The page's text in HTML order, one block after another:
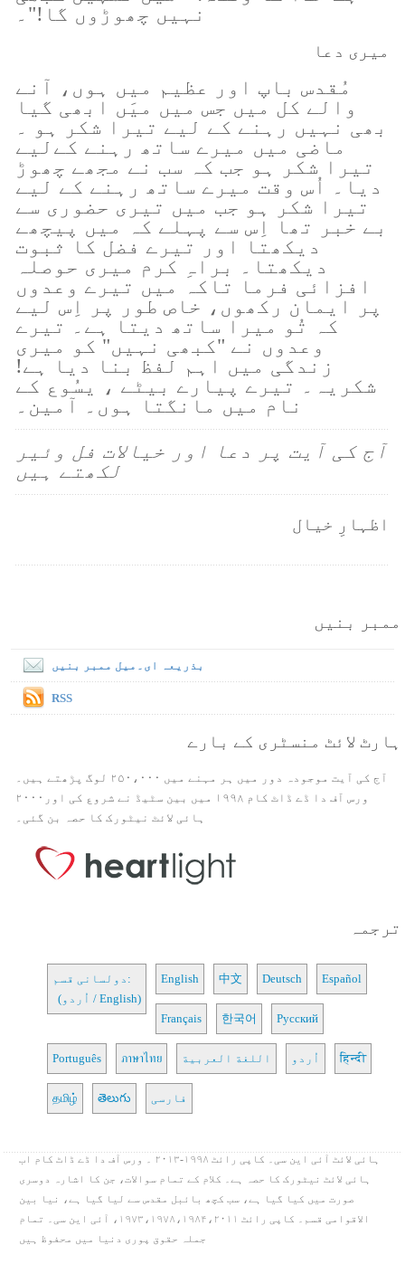
نہیں چھوڑوں گا!"۔
میری دعا
مُقدس باپ اور عظیم میں ہوں، آنے
والے کل میں جس میں میَں ابھی گیا
بھی نہیں رہنے کے لیے تیرا شکر ہو ۔
ماضی میں میرے ساتھ رہنے کےلیے
تیرا شکر ہو جب کہ سب نے مجھے چھوڑ
دیا۔ اُس وقت میرے ساتھ رہنے کے لیے
تیرا شکر ہو جب میں تیری حضوری سے
بے خبر تھا اِس سے پہلے کہ میں پیچھے
دیکھتا اور تیرے فضل کا ثبوت
دیکھتا۔ براہِ کرم میری حوصلہ
افزائی فرما تاکہ میں تیرے وعدوں
پر ایمان رکھوں، خاص طور پر اِس لیے
کہ تُو میرا ساتھ دیتا ہے۔ تیرے
وعدوں نے "کبھی نہیں" کو میری
زندگی میں اہم لفظ بنا دیا ہے!
شکریہ۔ تیرے پیارے بیٹے ، یسُوع کے
نام میں مانگتا ہوں۔ آمین۔
آج کی آیت پر دعا اور خیالات فل وئیر
لکھتے ہیں
اظہارِ خیال
ممبر بنیں
بذریعہ ای۔میل ممبر بنیں
RSS
ہارٹ لائٹ منسٹری کے بارے
آج کی آیت موجودہ دور میں ہر مہنے میں ۲۵۰،۰۰۰ لوگ پڑھتے ہیں۔
ورس آف دا ڈے ڈاٹ کام ۱۹۹۸ میں بین سٹیڈ نے شروع کی اور۲۰۰۰
ہائی لائٹ نیٹورک کا حصہ بن گئی۔
ترجمہ
دولسانی قسم:
(اُردو / English)
English 中文 Deutsch Español
Français 한국어 Русский
Português ภาษาไทย اللغة العربية اُردو हिन्दी
தமிழ் తెలుగు فارسی
ہائی لائٹ آئی این سی۔ کاپی رائٹ ۱۹۹۸-۲۰۱۳ ۔ ورس آف دا ڈے ڈاٹ کام اب
ہائی لائٹ نیٹورک کا حصہ ہے۔ کلام کے تمام سوالات، جن کا اشارہ دوسری
صورت میں کیا گیا ہے، سب کچھ بائبل مقدس سے لیا گیا ہے، نیا بین
الاقوامی قسم۔ کاپی رائٹ ۱۹۷۳،۱۹۷۸،۱۹۸۴،۲۰۱۱، آئی این سی۔ تمام
جملہ حقوق پوری دنیا میں محفوظ ہیں